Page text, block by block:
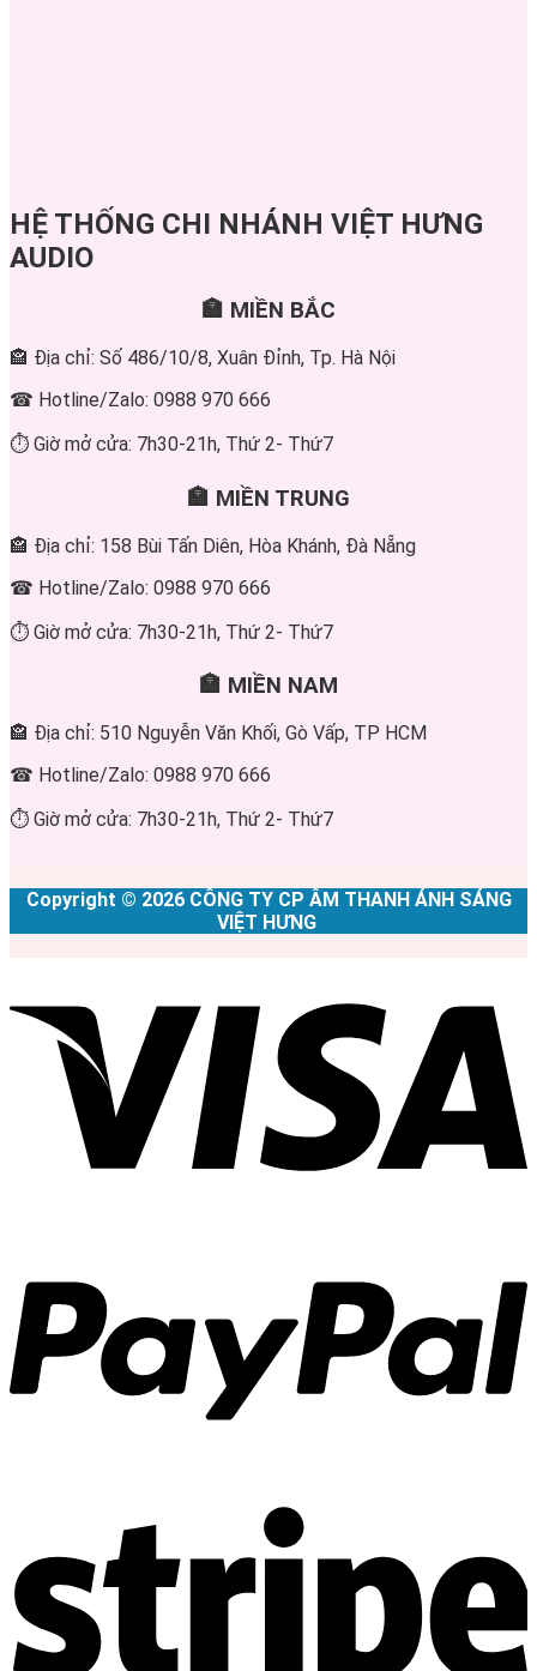
HỆ THỐNG CHI NHÁNH VIỆT HƯNG
AUDIO
🏣 MIỀN BẮC
🏤 Địa chỉ: Số 486/10/8, Xuân Đỉnh, Tp. Hà Nội
☎ Hotline/Zalo: 0988 970 666
⏱ Giờ mở cửa: 7h30-21h, Thứ 2- Thứ7
🏣 MIỀN TRUNG
🏤 Địa chỉ: 158 Bùi Tấn Diên, Hòa Khánh, Đà Nẵng
☎ Hotline/Zalo: 0988 970 666
⏱ Giờ mở cửa: 7h30-21h, Thứ 2- Thứ7
🏣 MIỀN NAM
🏤 Địa chỉ: 510 Nguyễn Văn Khối, Gò Vấp, TP HCM
☎ Hotline/Zalo: 0988 970 666
⏱ Giờ mở cửa: 7h30-21h, Thứ 2- Thứ7
Copyright © 2026 CÔNG TY CP ÂM THANH ÁNH SÁNG
VIỆT HƯNG